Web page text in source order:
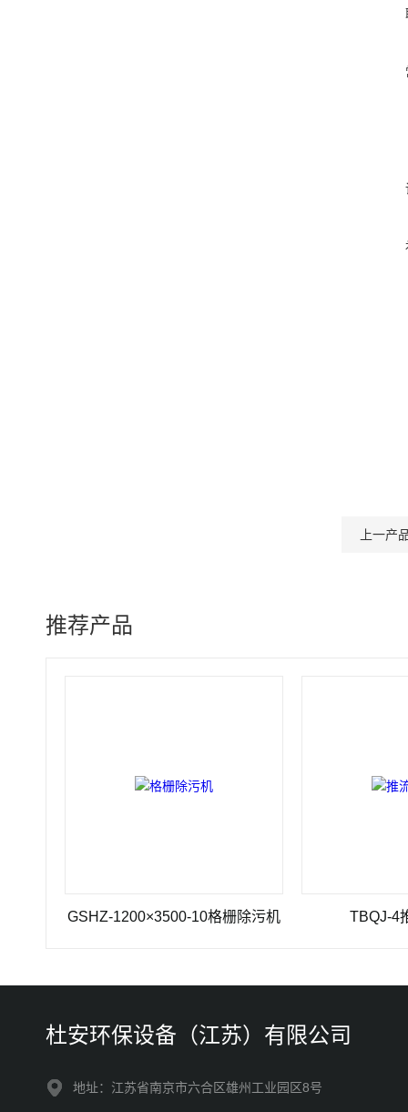
上一产
推荐产品
GSHZ-1200×3500-10格栅除污机 TBQJ-4推流曝
杜安环保设备（江苏）有限公司
地址：江苏省南京市六合区雄州工业园区8号